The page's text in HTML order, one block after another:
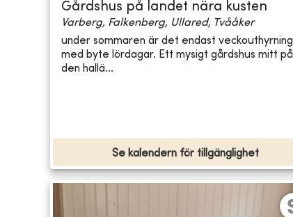
Gårdshus på landet nära kusten
Varberg, Falkenberg, Ullared, Tvååker
under sommaren är det endast veckouthyrning
med byte lördagar. Ett mysigt gårdshus mitt på
den hallä...
Se kalendern för tillgänglighet